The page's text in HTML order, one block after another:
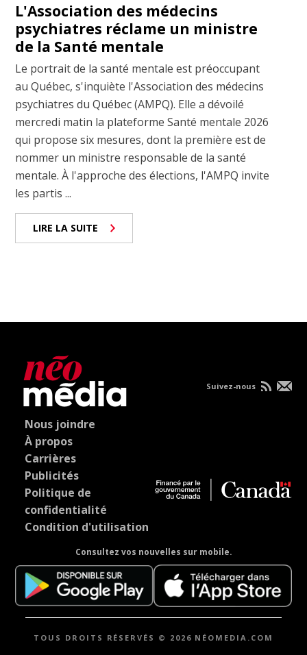
L'Association des médecins
psychiatres réclame un ministre
de la Santé mentale
Le portrait de la santé mentale est préoccupant
au Québec, s'inquiète l'Association des médecins
psychiatres du Québec (AMPQ). Elle a dévoilé
mercredi matin la plateforme Santé mentale 2026
qui propose six mesures, dont la première est de
nommer un ministre responsable de la santé
mentale. À l'approche des élections, l'AMPQ invite
les partis ...
LIRE LA SUITE
Nous joindre
À propos
Carrières
Publicités
Politique de
confidentialité
Condition d'utilisation
Consultez vos nouvelles sur mobile.
Suivez-nous
TOUS DROITS RÉSERVÉS © 2026 NÉOMEDIA.COM